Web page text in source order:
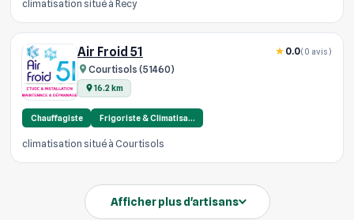
climatisation situé à Recy
Air Froid 51
Courtisols (51460)
16.2 km
0.0(0 avis)
Chauffagiste Frigoriste & Climatisa…
climatisation situé à Courtisols
Afficher plus d'artisans